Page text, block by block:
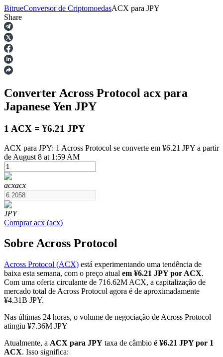
Futuros
Futuros de USDT
Futuros COIN-M
Futuros de criptomoeda
TradFi
Derivativos de ações, câmbio, metais preciosos e commodities
BitrueConversor de CriptomoedasACX para JPY
Share
Converter Across Protocol acx para
Japanese Yen JPY
1 ACX = ¥6.21 JPY
ACX para JPY: 1 Across Protocol se converte em ¥6.21 JPY a partir
de August 8 at 1:59 AM
acxacx
JPY
Comprar acx (acx)
Sobre Across Protocol
Across Protocol (ACX) está experimentando uma tendência de
baixa esta semana, com o preço atual em ¥6.21 JPY por ACX.
Com uma oferta circulante de 716.62M ACX, a capitalização de
mercado total de Across Protocol agora é de aproximadamente
¥4.31B JPY.
Nas últimas 24 horas, o volume de negociação de Across Protocol
atingiu ¥7.36M JPY
Atualmente, a ACX para JPY taxa de câmbio é ¥6.21 JPY por 1
ACX. Isso significa: